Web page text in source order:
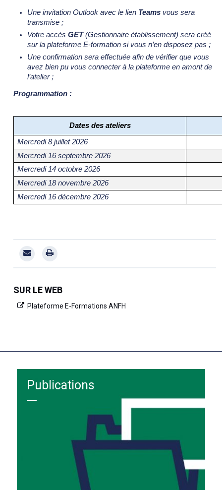
Une invitation Outlook avec le lien Teams vous sera
transmise ;
Votre accès GET(Gestionnaire établissement) sera créé
sur la plateforme E-formation si vous n’en disposez pas ;
Une confirmation sera effectuée afin de vérifier que vous
avez bien pu vous connecter à la plateforme en amont de
l’atelier ;
Programmation :
Dates des ateliers
Mercredi 8 juillet 2026
Mercredi 16 septembre 2026
Mercredi 14 octobre 2026
Mercredi 18 novembre 2026
Mercredi 16 décembre 2026
SUR LE WEB
Plateforme E-Formations ANFH
Publications